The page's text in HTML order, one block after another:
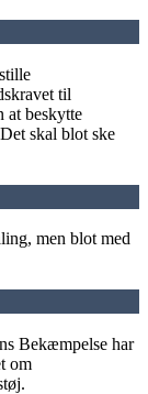
til
at beskytte
skal blot ske
men blot med
Bekæmpelse har
om